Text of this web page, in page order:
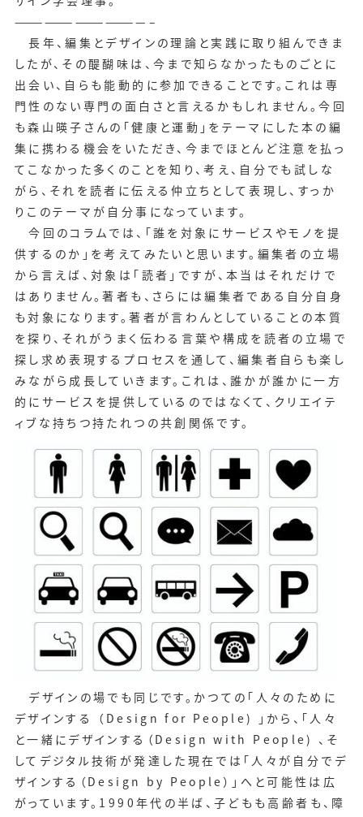
—————————————–
長年、編集とデザインの理論と実践に取り組んできま
したが、その醍醐味は、今まで知らなかったものごとに
出会い、自らも能動的に参加できることです。これは専
門性のない専門の面白さと言えるかもしれません。今回
も森山暎子さんの「健康と運動」をテーマにした本の編
集に携わる機会をいただき、今までほとんど注意を払っ
てこなかった多くのことを知り、考え、自分でも試しな
がら、それを読者に伝える仲立ちとして表現し、すっか
りこのテーマが自分事になっています。
今回のコラムでは、「誰を対象にサービスやモノを提
供するのか」を考えてみたいと思います。編集者の立場
から言えば、対象は「読者」ですが、本当はそれだけで
はありません。著者も、さらには編集者である自分自身
も対象になります。著者が言わんとしていることの本質
を探り、それがうまく伝わる言葉や構成を読者の立場で
探し求め表現するプロセスを通して、編集者自らも楽し
みながら成長していきます。これは、誰かが誰かに一方
的にサービスを提供しているのではなくて、クリエイテ
ィブな持ちつ持たれつの共創関係です。
デザインの場でも同じです。かつての「人々のために
デザインする （Design for People) 」から、「人々
と一緒にデザインする（Design with People) 、そ
してデジタル技術が発達した現在では「人々が自分でデ
ザインする（Design by People）」へと可能性は広
がっています。1990年代の半ば、子どもも高齢者も、障